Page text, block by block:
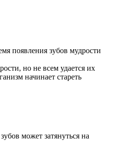
появления зубов мудрости
но не всем удается их
начинает стареть
может затянуться на